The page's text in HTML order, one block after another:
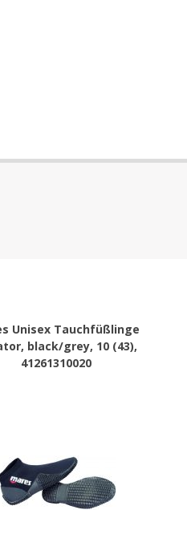
Unisex Tauchfüßlinge
black/grey, 10 (43),
41261310020